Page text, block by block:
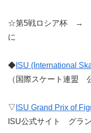
☆第5戦ロシア杯 →
に
◆ ISU (International
（国際スケート連盟
▽ ISU Grand Prix of
ISU公式サイト グラ